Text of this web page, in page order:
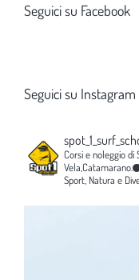
Seguici su Facebook
Seguici su Instagram
Corsi e noleggio di
Vela,Catamarano.
Sport, Natura e